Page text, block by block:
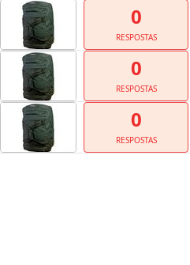
0
RESPOSTAS
0
RESPOSTAS
0
RESPOSTAS